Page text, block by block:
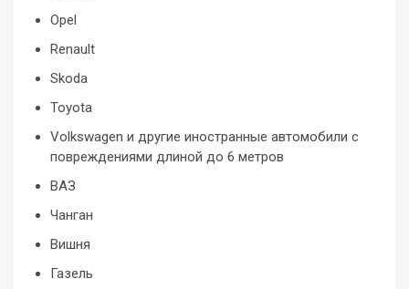
Opel
Renault
Skoda
Toyota
Volkswagen и другие иностранные автомобили с
повреждениями длиной до 6 метров
ВАЗ
Чанган
Вишня
Газель